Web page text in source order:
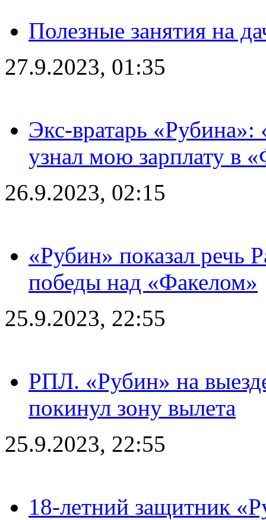
Полезные занятия на
27.9.2023, 01:35
Экс-вратарь «Рубина»:
узнал мою зарплату в
26.9.2023, 02:15
«Рубин» показал речь
победы над «Факелом»
25.9.2023, 22:55
РПЛ. «Рубин» на
покинул зону вылета
25.9.2023, 22:55
18-летний защитник